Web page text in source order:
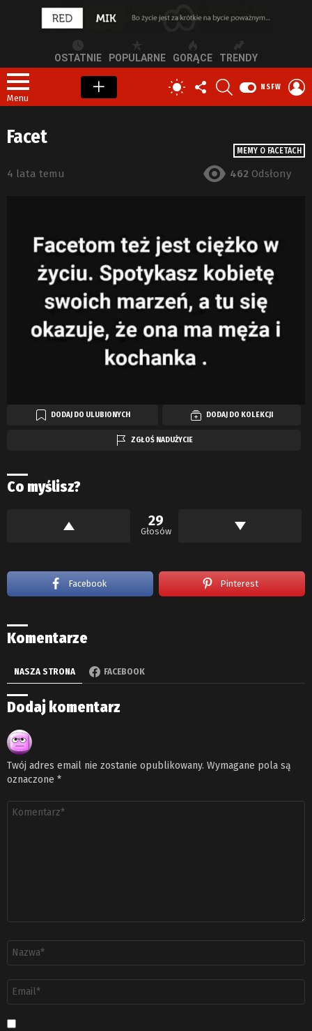
OSTATNIE POPULARNE GORĄCE TRENDY
Menu
PRZEŁĄCZ
SKÓRKĘ
OBSERWUJ
NAS
NSFW
MEMY O FACETACH
Facet
4 lata temu 462 Odsłony
DODAJ DO ULUBIONYCH DODAJ DO KOLEKCJI
ZGŁOŚ NADUŻYCIE
Co myślisz?
29
Głosów
Facebook Pinterest
Komentarze
NASZA STRONA FACEBOOK
Dodaj komentarz
Twój adres email nie zostanie opublikowany. Wymagane pola są
oznaczone *
email
*